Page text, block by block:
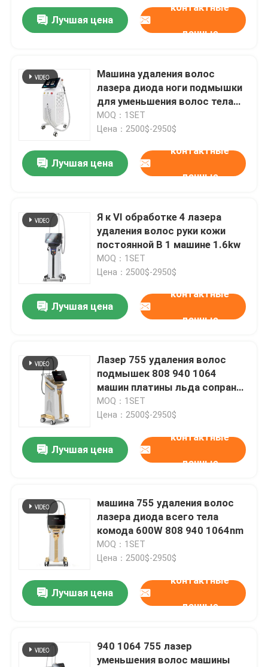
многофункциональное оборудование красоты
Лучшая цена
контактные
данные
Машина удаления волос
лазера диода ноги подмышки
для уменьшения волос тела
клиники постоянного
MOQ：1SET
Цена：2500$-2950$
Лучшая цена
контактные
данные
Я к VI обработке 4 лазера
удаления волос руки кожи
постоянной В 1 машине 1.6kw
MOQ：1SET
Цена：2500$-2950$
Лучшая цена
контактные
данные
Лазер 755 удаления волос
подмышек 808 940 1064
машин платины льда сопрано
лазера Альма диода
MOQ：1SET
Цена：2500$-2950$
Лучшая цена
контактные
данные
машина 755 удаления волос
лазера диода всего тела
комода 600W 808 940 1064nm
MOQ：1SET
Цена：2500$-2950$
Лучшая цена
контактные
данные
940 1064 755 лазер
уменьшения волос машины